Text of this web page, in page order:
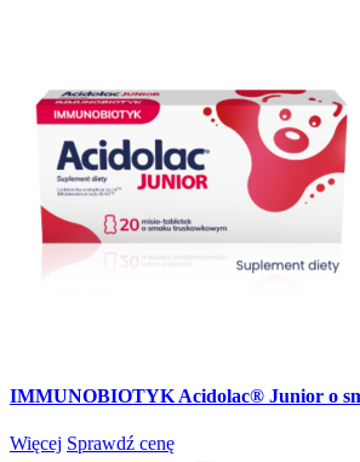
IMMUNOBIOTYK Acidolac® Junior o
Więcej Sprawdź cenę